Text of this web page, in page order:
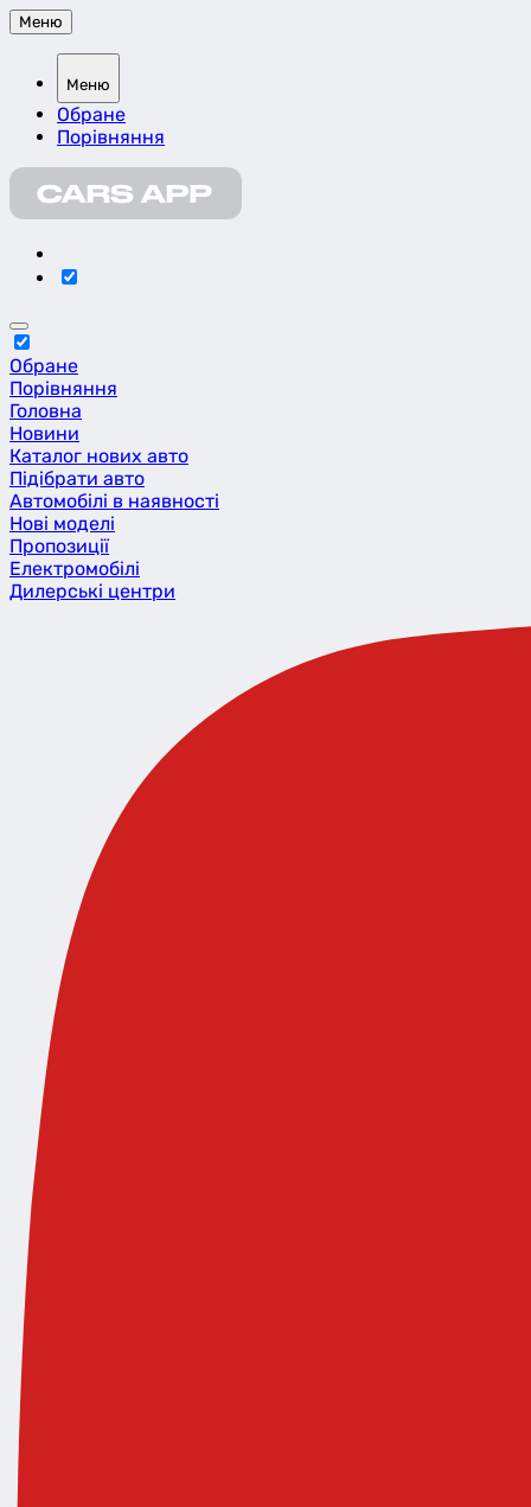
Меню
Меню
Обране
Порівняння
Обране
Порівняння
Головна
Новини
Каталог нових авто
Підібрати авто
Автомобілі в наявності
Нові моделі
Пропозиції
Eлектромобілі
Дилерські центри